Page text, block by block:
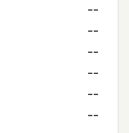
--
--
--
--
--
--